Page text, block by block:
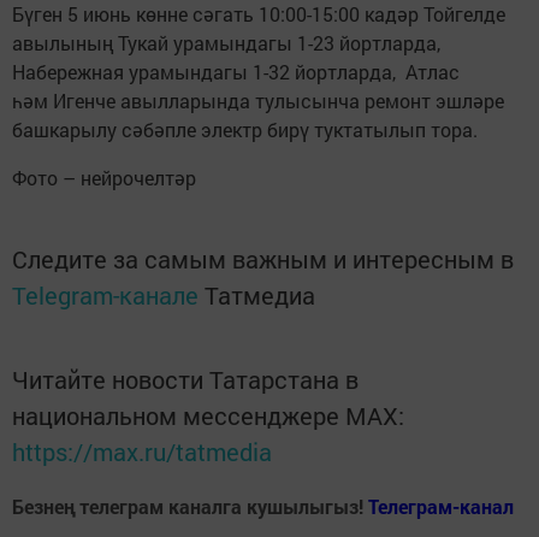
Бүген 5 июнь көнне сәгать 10:00-15:00 кадәр Тойгелде
авылының Тукай урамындагы 1-23 йортларда,
Набережная урамындагы 1-32 йортларда, Атлас
һәм Игенче авылларында тулысынча ремонт эшләре
башкарылу сәбәпле электр бирү туктатылып тора.
Фото – нейрочелтәр
Следите за самым важным и интересным в
Telegram-канале Татмедиа
Читайте новости Татарстана в
национальном мессенджере MАХ:
https://max.ru/tatmedia
Безнең телеграм каналга кушылыгыз! Телеграм-канал